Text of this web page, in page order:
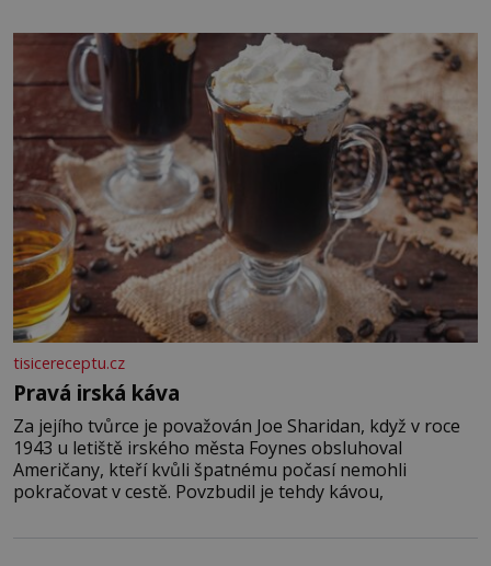
blízkosti. Nemusíte však zoufat. Pokud budete mít
promyšlený jídelníček, žadné pařáky si na vás
tisicereceptu.cz
Pravá irská káva
Za jejího tvůrce je považován Joe Sharidan, když v roce
1943 u letiště irského města Foynes obsluhoval
Američany, kteří kvůli špatnému počasí nemohli
pokračovat v cestě. Povzbudil je tehdy kávou,